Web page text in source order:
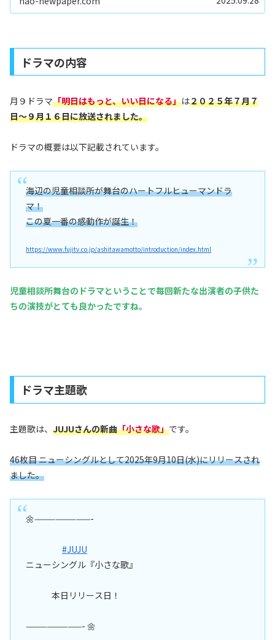
ドラマの内容
月９ドラマ「明日はもっと、いい日になる」は２０２５年７月７
日～９月１６日に放送されました。
ドラマの概要は以下記載されています。
海辺の児童相談所が舞台のハートフルヒューマンドラ
マ！
この夏一番の感動作が誕生！
https://www.fujitv.co.jp/ashitawamotto/introduction/index.html
児童相談所舞台のドラマということで毎回新たな出演者の子供た
ちの演技がとても良かったですね。
ドラマ主題歌
主題歌は、 JUJUさんの新曲「小さな歌」です。
46枚目 ニューシングルとして2025年9月10日(水)にリリースされ
ました。
🌼————————-
#JUJU
ニューシングル『小さな歌』
本日リリース日！
————————- 🌼